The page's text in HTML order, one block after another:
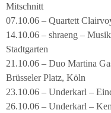
Mitschnitt
07.10.06 – Quartett
14.10.06 – shraeng –
Stadtgarten
21.10.06 – Duo Martina
Brüsseler Platz, Köln
23.10.06 – Underkarl –
26.10.06 – Underkarl –